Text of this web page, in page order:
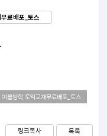
료배포_토스
름방학 토익교재무료배포_토스
링크복사 목록